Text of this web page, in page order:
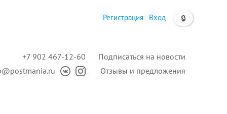
🔒
Регистрация Вход
Подписаться на новости
Отзывы и предложения
+7 902 467-12-60